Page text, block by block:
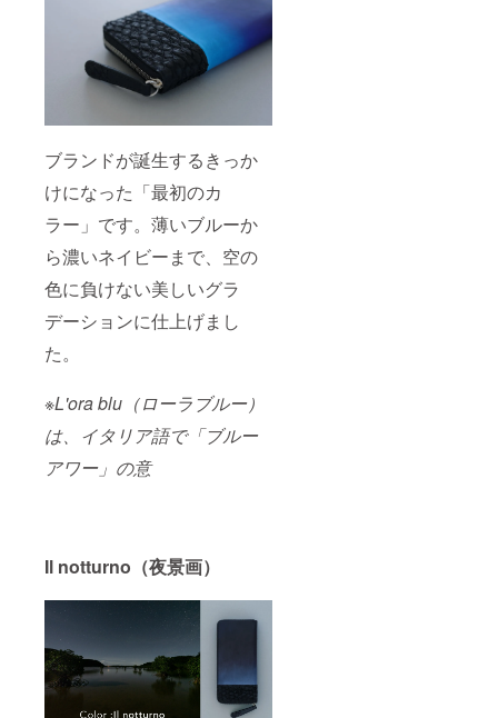
ブランドが誕生するきっか
けになった「最初のカ
ラー」です。薄いブルーか
ら濃いネイビーまで、空の
色に負けない美しいグラ
デーションに仕上げまし
た。
※L'ora blu（ローラブルー）
は、イタリア語で「ブルー
アワー」の意
Il notturno（夜景画）